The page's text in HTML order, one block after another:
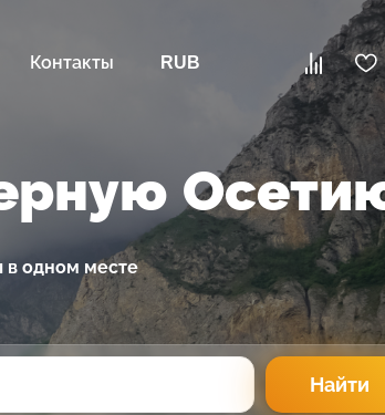
Контакты RUB
в одном месте
Найти